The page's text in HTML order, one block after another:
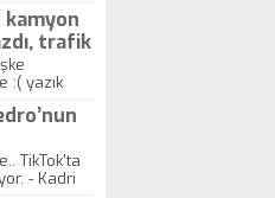
kamyon
trafik
:( yazık
TikTok'ta
- Kadri